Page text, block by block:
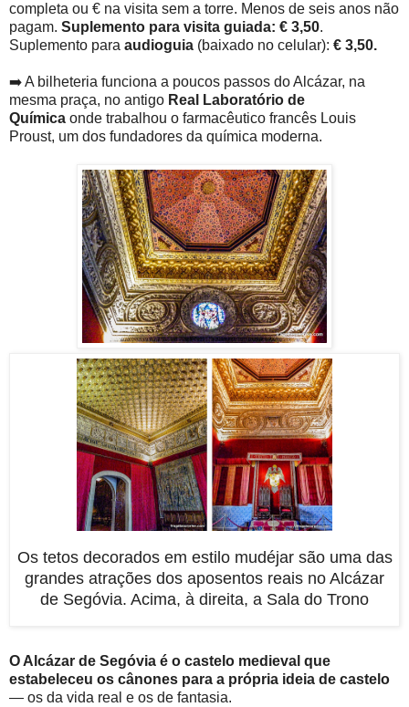
completa ou € na visita sem a torre. Menos de seis anos não
pagam. Suplemento para visita guiada: € 3,50.
Suplemento para audioguia (baixado no celular): € 3,50.
➡️ A bilheteria funciona a poucos passos do Alcázar, na
mesma praça, no antigo Real Laboratório de
Química onde trabalhou o farmacêutico francês Louis
Proust, um dos fundadores da química moderna.
Os tetos decorados em estilo mudéjar são uma das
grandes atrações dos aposentos reais no Alcázar
de Segóvia. Acima, à direita, a Sala do Trono
O Alcázar de Segóvia é o castelo medieval que
estabeleceu os cânones para a própria ideia de castelo
— os da vida real e os de fantasia.